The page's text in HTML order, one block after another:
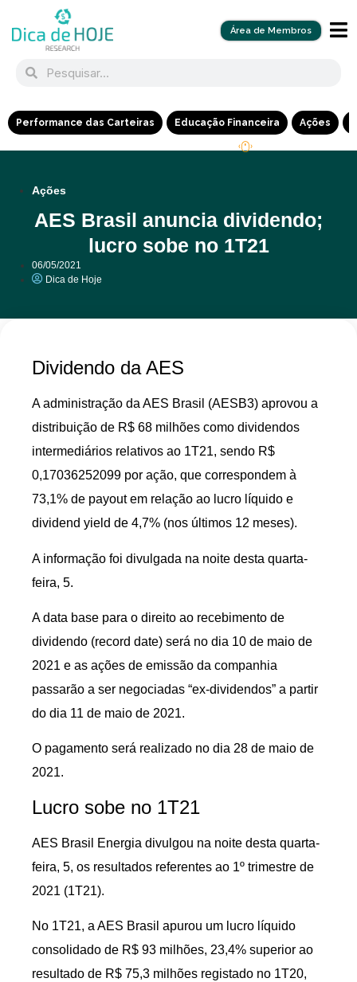
Área de Membros
Performance das Carteiras Educação Financeira Ações
Ações
AES Brasil anuncia dividendo;
lucro sobe no 1T21
06/05/2021
Dica de Hoje
Dividendo da AES
A administração da AES Brasil (AESB3) aprovou a
distribuição de R$ 68 milhões como dividendos
intermediários relativos ao 1T21, sendo R$
0,17036252099 por ação, que correspondem à
73,1% de payout em relação ao lucro líquido e
dividend yield de 4,7% (nos últimos 12 meses).
A informação foi divulgada na noite desta quarta-
feira, 5.
A data base para o direito ao recebimento de
dividendo (record date) será no dia 10 de maio de
2021 e as ações de emissão da companhia
passarão a ser negociadas “ex-dividendos” a partir
do dia 11 de maio de 2021.
O pagamento será realizado no dia 28 de maio de
2021.
Lucro sobe no 1T21
AES Brasil Energia divulgou na noite desta quarta-
feira, 5, os resultados referentes ao 1º trimestre de
2021 (1T21).
No 1T21, a AES Brasil apurou um lucro líquido
consolidado de R$ 93 milhões, 23,4% superior ao
resultado de R$ 75,3 milhões registado no 1T20,